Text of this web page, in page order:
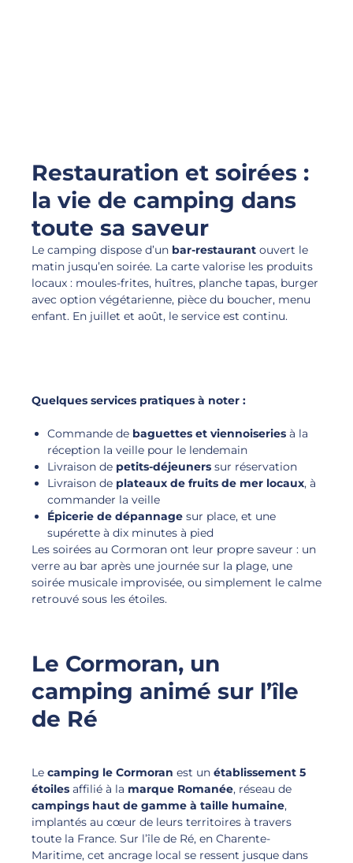
Restauration et soirées :
la vie de camping dans
toute sa saveur
Le camping dispose d’un bar-restaurant ouvert le
matin jusqu’en soirée. La carte valorise les produits
locaux : moules-frites, huîtres, planche tapas, burger
avec option végétarienne, pièce du boucher, menu
enfant. En juillet et août, le service est continu.
Quelques services pratiques à noter :
Commande de baguettes et viennoiseries à la
réception la veille pour le lendemain
Livraison de petits-déjeuners sur réservation
Livraison de plateaux de fruits de mer locaux, à
commander la veille
Épicerie de dépannage sur place, et une
supérette à dix minutes à pied
Les soirées au Cormoran ont leur propre saveur : un
verre au bar après une journée sur la plage, une
soirée musicale improvisée, ou simplement le calme
retrouvé sous les étoiles.
Le Cormoran, un
camping animé sur l’île
de Ré
Le camping le Cormoran est un établissement 5
étoiles affilié à la marque Romanée, réseau de
campings haut de gamme à taille humaine,
implantés au cœur de leurs territoires à travers
toute la France. Sur l’île de Ré, en Charente-
Maritime, cet ancrage local se ressent jusque dans